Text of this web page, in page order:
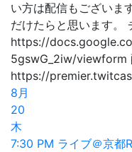
い方は配信もございま
だけたらと思います。
https://
5gswG_2iw/viewform
https://
8月
20
木
7:30 PM ライブ＠京都